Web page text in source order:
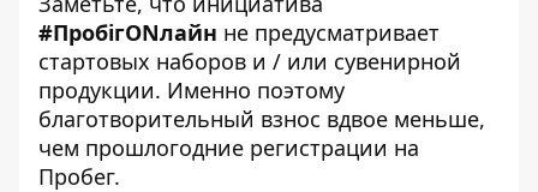
#ПробігONлайн не предусматривает
стартовых наборов и / или сувенирной
продукции. Именно поэтому
благотворительный взнос вдвое меньше,
чем прошлогодние регистрации на
Пробег.